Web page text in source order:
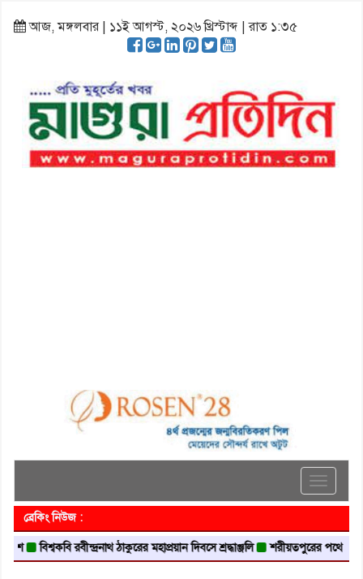
আজ, মঙ্গলবার | ১১ই আগস্ট, ২০২৬ খ্রিস্টাব্দ | রাত ১:৩৫
Toggle
ব্রেকিং নিউজ :
বিশ্বকবি রবীন্দ্রনাথ ঠাকুরের মহাপ্রয়ান দিবসে শ্রদ্ধাঞ্জলি শরীয়তপুরের পথে পথে : মঠ,